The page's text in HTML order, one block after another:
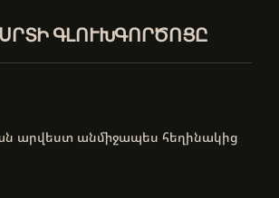
ԳԼՈՒԽԳՈՐԾՈՑԸ
արվեստ անմիջապես հեղինակից